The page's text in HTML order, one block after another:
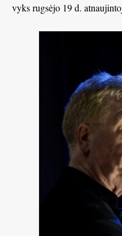
vyks rugsėjo 19 d.